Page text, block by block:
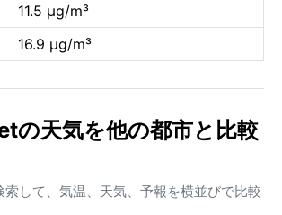
11.5 µg/m³
16.9 µg/m³
の天気を他の都市と比較
して、気温、天気、予報を横並びで比較